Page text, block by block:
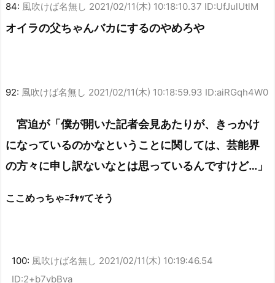
84: 風吹けば名無し 2021/02/11(木) 10:18:10.37 ID:UfJulUtlM
オイラの父ちゃんバカにするのやめろや
92: 風吹けば名無し 2021/02/11(木) 10:18:59.93 ID:aiRGqh4W0
宮迫が「僕が開いた記者会見あたりが、きっかけ
になっているのかなということに関しては、芸能界
の方々に申し訳ないなとは思っているんですけど…」
ここめっちゃﾆﾁｬｯてそう
100: 風吹けば名無し 2021/02/11(木) 10:19:46.54
ID:2+b7vbBva